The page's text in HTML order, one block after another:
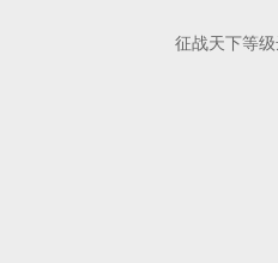
征战天下等